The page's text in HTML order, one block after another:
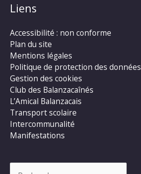
Liens
Accessibilité : non conforme
Plan du site
Mentions légales
Politique de protection des données
Gestion des cookies
Club des Balanzacaînés
L’Amical Balanzacais
Transport scolaire
Intercommunalité
Manifestations